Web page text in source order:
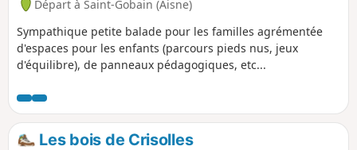
Départ à Saint-Gobain (Aisne)
Sympathique petite balade pour les familles agrémentée
d'espaces pour les enfants (parcours pieds nus, jeux
d'équilibre), de panneaux pédagogiques, etc...
Les bois de Crisolles